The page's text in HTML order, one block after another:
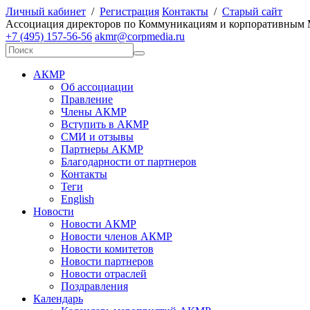
Личный кабинет / Регистрация Контакты / Старый сайт
Ассоциация директоров по Коммуникациям и корпоративным
+7 (495) 157-56-56 akmr@corpmedia.ru
АКМР
Об ассоциации
Правление
Члены АКМР
Вступить в АКМР
СМИ и отзывы
Партнеры АКМР
Благодарности от партнеров
Контакты
Теги
English
Новости
Новости АКМР
Новости членов АКМР
Новости комитетов
Новости партнеров
Новости отраслей
Поздравления
Календарь